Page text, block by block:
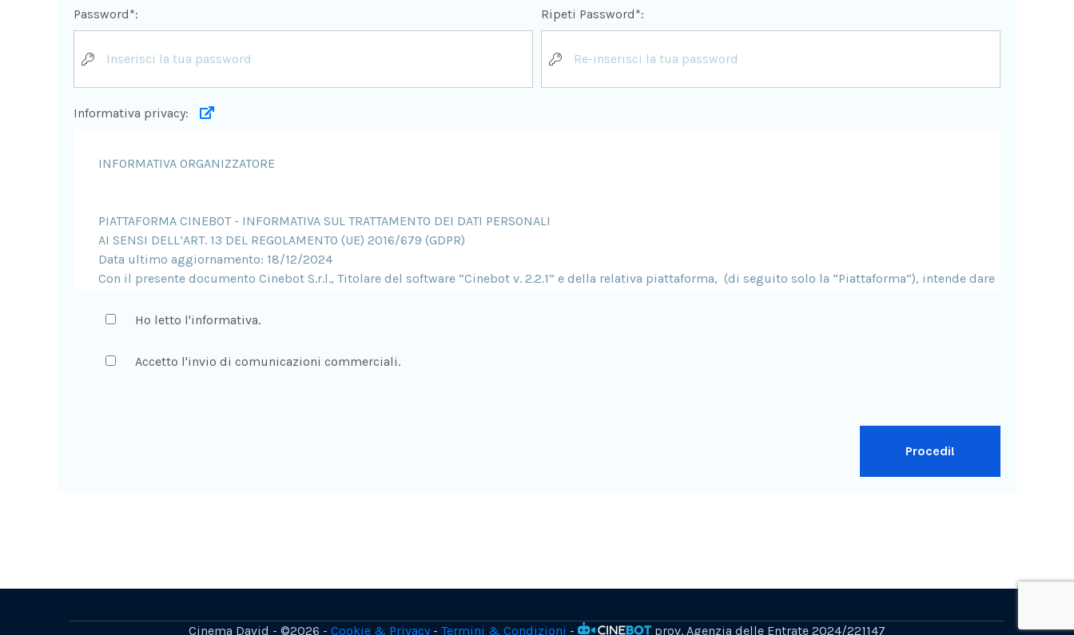
Password*: Ripeti Password*:
Informativa privacy:
Ho letto l'informativa.
Accetto l'invio di comunicazioni commerciali.
Procedi!
Cinema David - ©2026 - Cookie & Privacy - Termini & Condizioni - prov. Agenzia delle Entrate 2024/221147